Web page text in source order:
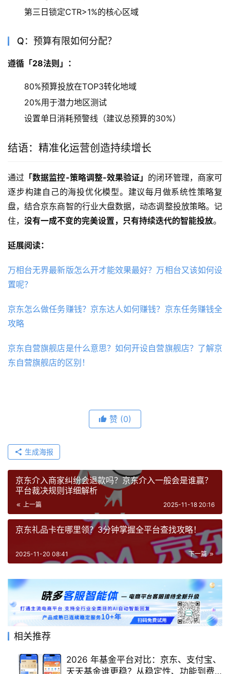
第三日锁定CTR>1%的核心区域
Q：预算有限如何分配？
遵循「28法则」：
80%预算投放在TOP3转化地域
20%用于潜力地区测试
设置单日消耗预警线（建议总预算的30%）
结语：精准化运营创造持续增长
通过 「数据监控-策略调整-效果验证」 的闭环管理，商家可
逐步构建自己的海投优化模型。建议每月做系统性策略复
盘，结合京东商智的行业大盘数据，动态调整投放策略。记
住， 没有一成不变的完美设置，只有持续迭代的智能投放。
延展阅读：
万相台无界最新版怎么开才能效果最好？万相台又该如何设
置呢？
京东怎么做任务赚钱？京东达人如何赚钱？京东任务赚钱全
攻略
京东自营旗舰店是什么意思？如何开设自营旗舰店？了解京
东自营旗舰店的区别！
赞 (0)
生成海报
京东介入商家纠纷会退款吗？京东介入一般会是谁赢？
平台裁决规则详细解析
上一篇 2025-11-18 20:16
京东礼品卡在哪里领？3分钟掌握全平台查找攻略！
下一篇
2025-11-20 08:41
相关推荐
2026 年基金平台对比：京东、支付宝、
天天基金谁更稳？从稳定性、功能到费